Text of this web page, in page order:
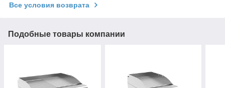
Все условия возврата
Подобные товары компании